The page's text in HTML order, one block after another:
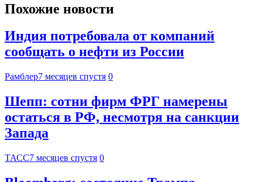
Похожие новости
Индия потребовала от компаний
сообщать о нефти из России
Рамблер7 месяцев спустя 0
Шепп: сотни фирм ФРГ намерены
остаться в РФ, несмотря на санкции
Запада
ТАСС7 месяцев спустя 0